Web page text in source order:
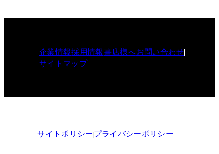
企業情報採用情報書店様へお問い合わせ
サイトマップ
サイトポリシープライバシーポリシー